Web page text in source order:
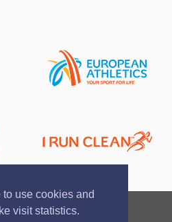
use cookies and
visit statistics.
politika